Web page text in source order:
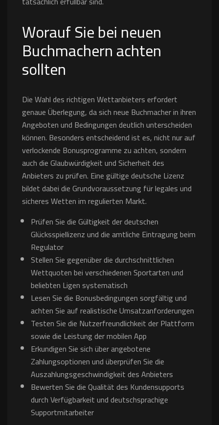
Worauf Sie bei neuen
Buchmachern achten
sollten
Die Wahl des richtigen Wettanbieters erfordert
genaue Überlegung, da sich neue Buchmacher in ihren
Angeboten und Bedingungen deutlich unterscheiden
können. Besonders entscheidend ist es, nicht nur auf
verlockende Bonusprogramme zu achten, sondern
auch die Glaubwürdigkeit und Sicherheit des
Anbieters zu prüfen. Eine gültige deutsche Lizenz
bildet dabei die Grundvoraussetzung für legales und
sicheres Wetten im regulierten Markt.
Prüfen Sie die Gültigkeit der deutschen
Glücksspiellizenz und die amtliche Eintragung beim
Regulator
Stellen Sie gegenüber die durchschnittlichen
Wettquoten bei verschiedenen Sportarten und
beliebten Ligen systematisch
Lesen Sie die Bonusbedingungen sorgfältig und
achten Sie auf realistische Umsatzanforderungen
Testen Sie die Nutzerfreundlichkeit der Plattform
sowie die Leistung der mobilen App
Erkundigen Sie sich über angebotene
Zahlungsoptionen und überprüfen Sie die
Auszahlungsgeschwindigkeit des Anbieters
Bewerten Sie die Qualität des Kundensupports
durch Verfügbarkeit und deutschsprachige
Supportmitarbeiter